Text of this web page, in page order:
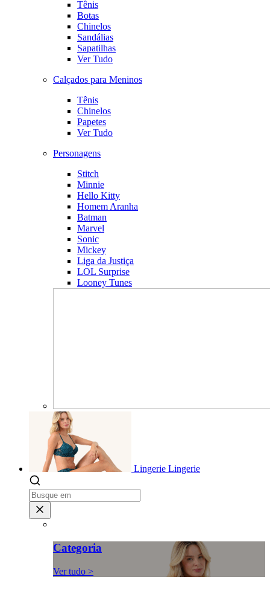
Tênis
Botas
Chinelos
Sandálias
Sapatilhas
Ver Tudo
Calçados para Meninos
Tênis
Chinelos
Papetes
Ver Tudo
Personagens
Stitch
Minnie
Hello Kitty
Homem Aranha
Batman
Marvel
Sonic
Mickey
Liga da Justiça
LOL Surprise
Looney Tunes
Lingerie Lingerie
Categoria
Ver tudo >